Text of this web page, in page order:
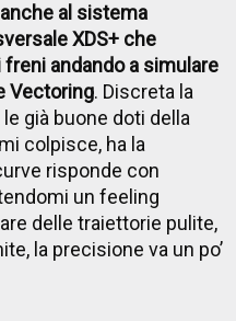
al sistema
XDS+ che
andando a simulare
Vectoring. Discreta la
già buone doti della
colpisce, ha la
risponde con
un feeling
delle traiettorie pulite,
la precisione va un po’